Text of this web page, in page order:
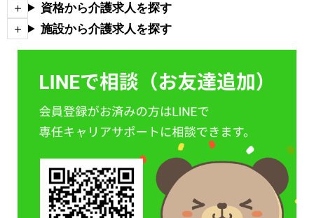
資格から介護求人を探す
施設から介護求人を探す